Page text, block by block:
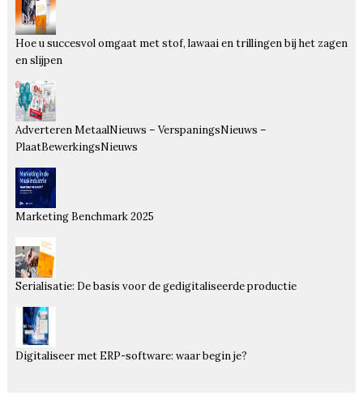
Hoe u succesvol omgaat met stof, lawaai en trillingen bij het zagen
en slijpen
Adverteren MetaalNieuws – VerspaningsNieuws –
PlaatBewerkingsNieuws
Marketing Benchmark 2025
Serialisatie: De basis voor de gedigitaliseerde productie
Digitaliseer met ERP-software: waar begin je?